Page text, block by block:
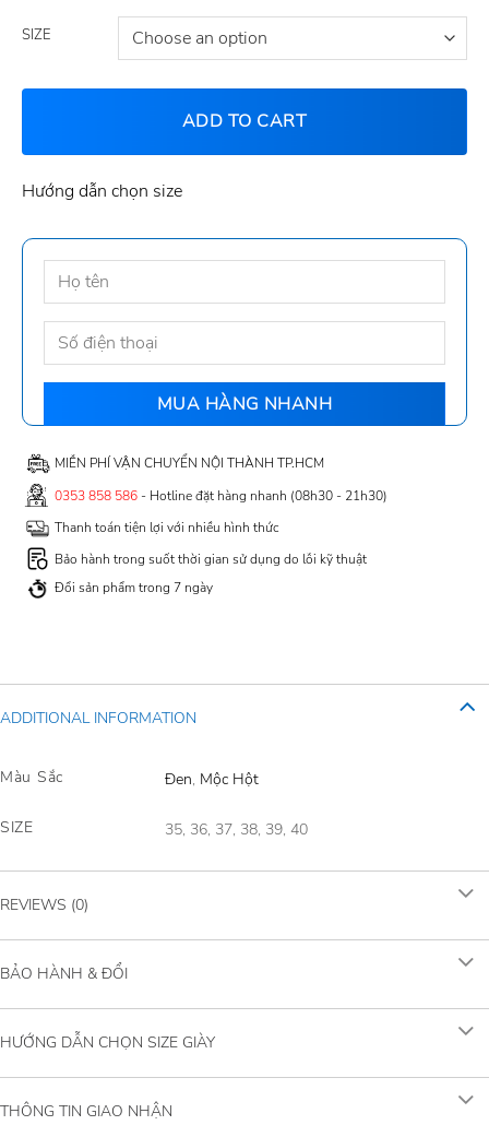
SIZE
ADD TO CART
Hướng dẫn chọn size
MIỄN PHÍ VẬN CHUYỂN NỘI THÀNH TP.HCM
0353 858 586- Hotline đặt hàng nhanh (08h30 - 21h30)
Thanh toán tiện lợi với nhiều hình thức
Bảo hành trong suốt thời gian sử dụng do lỗi kỹ thuật
Đổi sản phẩm trong 7 ngày
ADDITIONAL INFORMATION
Màu Sắc Đen, Mộc Hột
SIZE 35, 36, 37, 38, 39, 40
REVIEWS (0)
BẢO HÀNH & ĐỔI
HƯỚNG DẪN CHỌN SIZE GIÀY
THÔNG TIN GIAO NHẬN